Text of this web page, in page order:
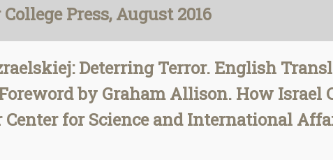
Press, August 2016
Deterring Terror. English
by Graham Allison. How Israel
Center for Science and International